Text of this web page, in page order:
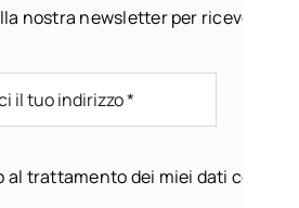
nostra newsletter per ricevere
al trattamento dei miei dati come